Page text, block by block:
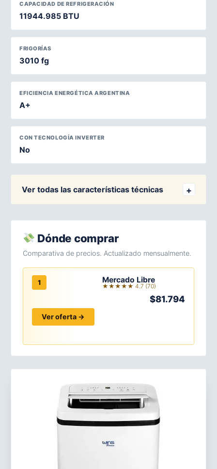
CAPACIDAD DE REFRIGERACIÓN
11944.985 BTU
FRIGORÍAS
3010 fg
EFICIENCIA ENERGÉTICA ARGENTINA
A+
CON TECNOLOGÍA INVERTER
No
Ver todas las características técnicas
Dónde comprar
Comparativa de precios. Actualizado mensualmente.
1 Mercado Libre
★★★★★ 4.7 (70)
$81.794
Ver oferta →